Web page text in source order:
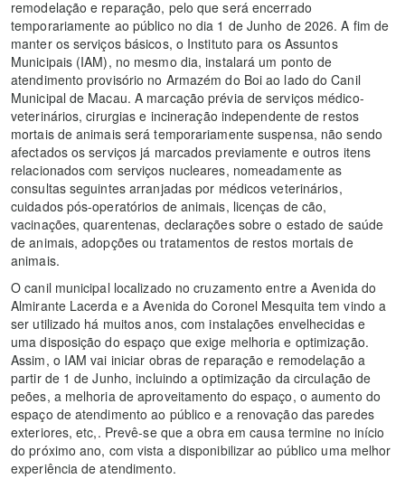
remodelação e reparação, pelo que será encerrado
temporariamente ao público no dia 1 de Junho de 2026. A fim de
manter os serviços básicos, o Instituto para os Assuntos
Municipais (IAM), no mesmo dia, instalará um ponto de
atendimento provisório no Armazém do Boi ao lado do Canil
Municipal de Macau. A marcação prévia de serviços médico-
veterinários, cirurgias e incineração independente de restos
mortais de animais será temporariamente suspensa, não sendo
afectados os serviços já marcados previamente e outros itens
relacionados com serviços nucleares, nomeadamente as
consultas seguintes arranjadas por médicos veterinários,
cuidados pós-operatórios de animais, licenças de cão,
vacinações, quarentenas, declarações sobre o estado de saúde
de animais, adopções ou tratamentos de restos mortais de
animais.
O canil municipal localizado no cruzamento entre a Avenida do
Almirante Lacerda e a Avenida do Coronel Mesquita tem vindo a
ser utilizado há muitos anos, com instalações envelhecidas e
uma disposição do espaço que exige melhoria e optimização.
Assim, o IAM vai iniciar obras de reparação e remodelação a
partir de 1 de Junho, incluindo a optimização da circulação de
peões, a melhoria de aproveitamento do espaço, o aumento do
espaço de atendimento ao público e a renovação das paredes
exteriores, etc,. Prevê-se que a obra em causa termine no início
do próximo ano, com vista a disponibilizar ao público uma melhor
experiência de atendimento.